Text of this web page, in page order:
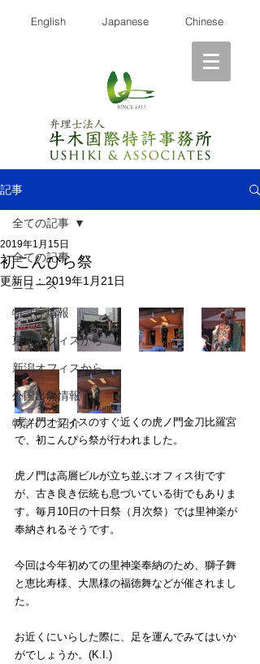
English Japanese Chinese
記事
全ての記事
ニュース
特許庁情報
東京オフィスから
新潟オフィスから
外国出願情報
特許のご紹介
全ての記事
初こんぴら祭
2019年1月15日
更新日： 2019年1月21日
虎ノ門オフィスのすぐ近くの虎ノ門金刀比羅宮
で、初こんぴら祭が行われました。
虎ノ門は高層ビルが立ち並ぶオフィス街です
が、古き良き伝統も息づいている街でもありま
す。毎月10日の十日祭（月次祭）では里神楽が
奉納されるそうです。
今回は今年初めての里神楽奉納のため、獅子舞
と恵比寿様、大黒様の福徳舞などが催されまし
た。
お近くにいらした際に、足を運んでみてはいか
がでしょうか。(K.I.)